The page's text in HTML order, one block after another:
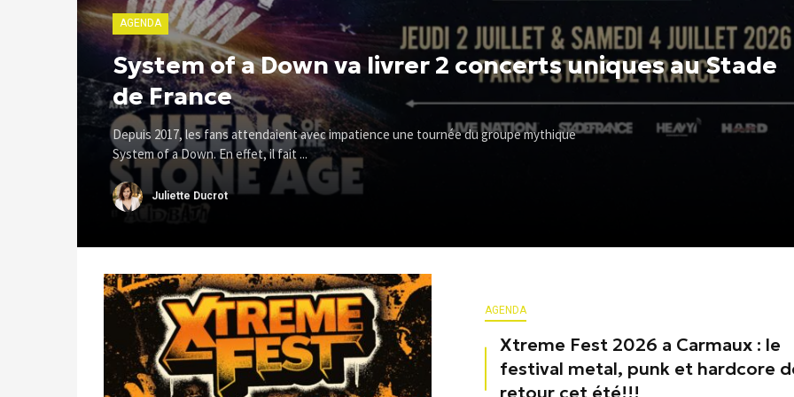
AGENDA
System of a Down va livrer 2 concerts uniques au Stade
de France
Depuis 2017, les fans attendaient avec impatience une tournée du groupe mythique
System of a Down. En effet, il fait ...
Juliette Ducrot
AGENDA
Xtreme Fest 2026 a Carmaux : le
festival metal, punk et hardcore
retour cet été!!!